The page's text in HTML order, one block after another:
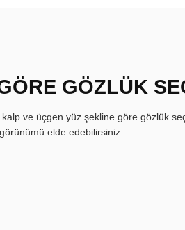
GÖZLÜK
ve üçgen yüz şekline göre gözlük
elde edebilirsiniz.